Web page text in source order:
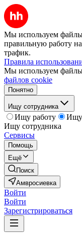
Мы используем файлы
правильную работу
трафик.
Правила
Мы используем
файлов cookie
Понятно
Ищу сотрудника
Ищу работу
Ищу
Ищу сотрудника
Сервисы
Помощь
Ещё
Поиск
Амвросиевка
Войти
Войти
Зарегистрироваться